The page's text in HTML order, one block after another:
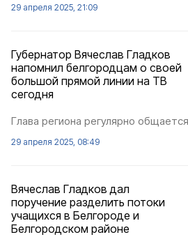
29 апреля 2025, 21:09
Губернатор Вячеслав Гладков
напомнил белгородцам о своей
большой прямой линии на ТВ
сегодня
Глава региона регулярно
29 апреля 2025, 08:49
Вячеслав Гладков дал
поручение разделить потоки
учащихся в Белгороде и
Белгородском районе